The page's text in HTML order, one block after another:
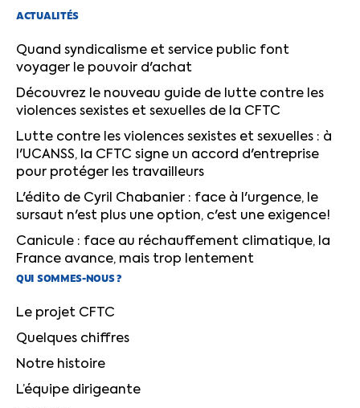
ACTUALITÉS
Quand syndicalisme et service public font
voyager le pouvoir d'achat
Découvrez le nouveau guide de lutte contre les
violences sexistes et sexuelles de la CFTC
Lutte contre les violences sexistes et sexuelles : à
l'UCANSS, la CFTC signe un accord d'entreprise
pour protéger les travailleurs
L'édito de Cyril Chabanier : face à l'urgence, le
sursaut n'est plus une option, c'est une exigence!
Canicule : face au réchauffement climatique, la
France avance, mais trop lentement
QUI SOMMES-NOUS ?
Le projet CFTC
Quelques chiffres
Notre histoire
L’équipe dirigeante